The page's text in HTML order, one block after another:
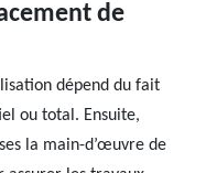
de
dépend du fait
ou total. Ensuite,
la main-d’œuvre de